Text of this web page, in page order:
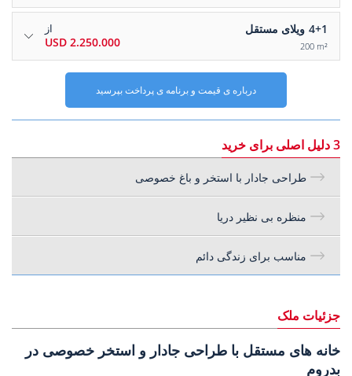
4+1 ویلای مستقل
200 m²
از
2.250.000 USD
درباره ی قیمت و برنامه ی پرداخت بپرسید
3 دلیل اصلی برای خرید
طراحی جادار با استخر و باغ خصوصی
منظره بی نظیر دریا
مناسب برای زندگی دائم
جزئیات ملک
خانه های مستقل با طراحی جادار و استخر خصوصی در
بدروم